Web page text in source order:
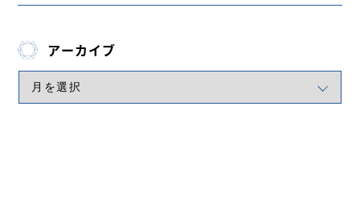
アーカイブ